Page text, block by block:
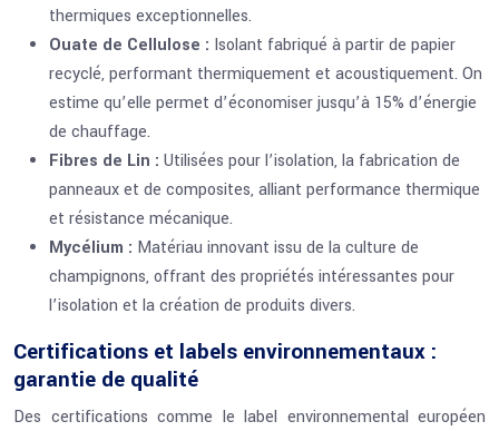
thermiques exceptionnelles.
Ouate de Cellulose : Isolant fabriqué à partir de papier
recyclé, performant thermiquement et acoustiquement. On
estime qu’elle permet d’économiser jusqu’à 15% d’énergie
de chauffage.
Fibres de Lin : Utilisées pour l’isolation, la fabrication de
panneaux et de composites, alliant performance thermique
et résistance mécanique.
Mycélium : Matériau innovant issu de la culture de
champignons, offrant des propriétés intéressantes pour
l’isolation et la création de produits divers.
Certifications et labels environnementaux :
garantie de qualité
Des certifications comme le label environnemental européen